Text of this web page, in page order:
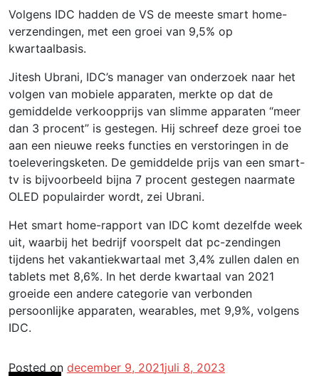
Volgens IDC hadden de VS de meeste smart home-
verzendingen, met een groei van 9,5% op
kwartaalbasis.
Jitesh Ubrani, IDC’s manager van onderzoek naar het
volgen van mobiele apparaten, merkte op dat de
gemiddelde verkoopprijs van slimme apparaten “meer
dan 3 procent” is gestegen. Hij schreef deze groei toe
aan een nieuwe reeks functies en verstoringen in de
toeleveringsketen. De gemiddelde prijs van een smart-
tv is bijvoorbeeld bijna 7 procent gestegen naarmate
OLED populairder wordt, zei Ubrani.
Het smart home-rapport van IDC komt dezelfde week
uit, waarbij het bedrijf voorspelt dat pc-zendingen
tijdens het vakantiekwartaal met 3,4% zullen dalen en
tablets met 8,6%. In het derde kwartaal van 2021
groeide een andere categorie van verbonden
persoonlijke apparaten, wearables, met 9,9%, volgens
IDC.
Posted on december 9, 2021juli 8, 2023